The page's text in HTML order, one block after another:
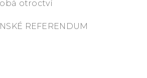
otroctví
REFERENDUM